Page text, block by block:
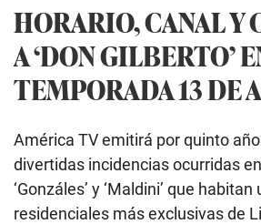
HORARIO, CANAL Y
A ‘DON GILBERTO’
TEMPORADA 13 DE
América TV emitirá por quinto
divertidas incidencias ocurridas
‘Gonzáles’ y ‘Maldini’ que
residenciales más exclusivas de